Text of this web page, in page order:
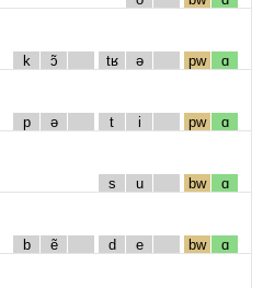
k ɔ̃ tʁ ə pw ɑ
p ə t i pw ɑ
s u bw ɑ
b ẽ d e bw ɑ